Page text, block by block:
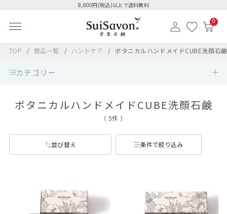
8,800円(税込)以上で送料無料
0
TOP 商品一覧 ハンドケア ボタニカルハンドメイドCUBE洗顔石鹸
カテゴリー
ボタニカルハンドメイドCUBE洗顔石鹸
（ 5件 ）
並び替え 条件で絞り込み